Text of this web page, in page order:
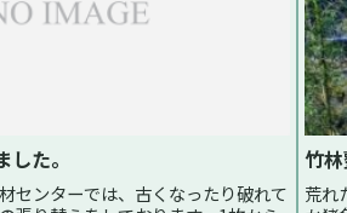
た。
センターでは、古くなったり破れて
竹
荒れ